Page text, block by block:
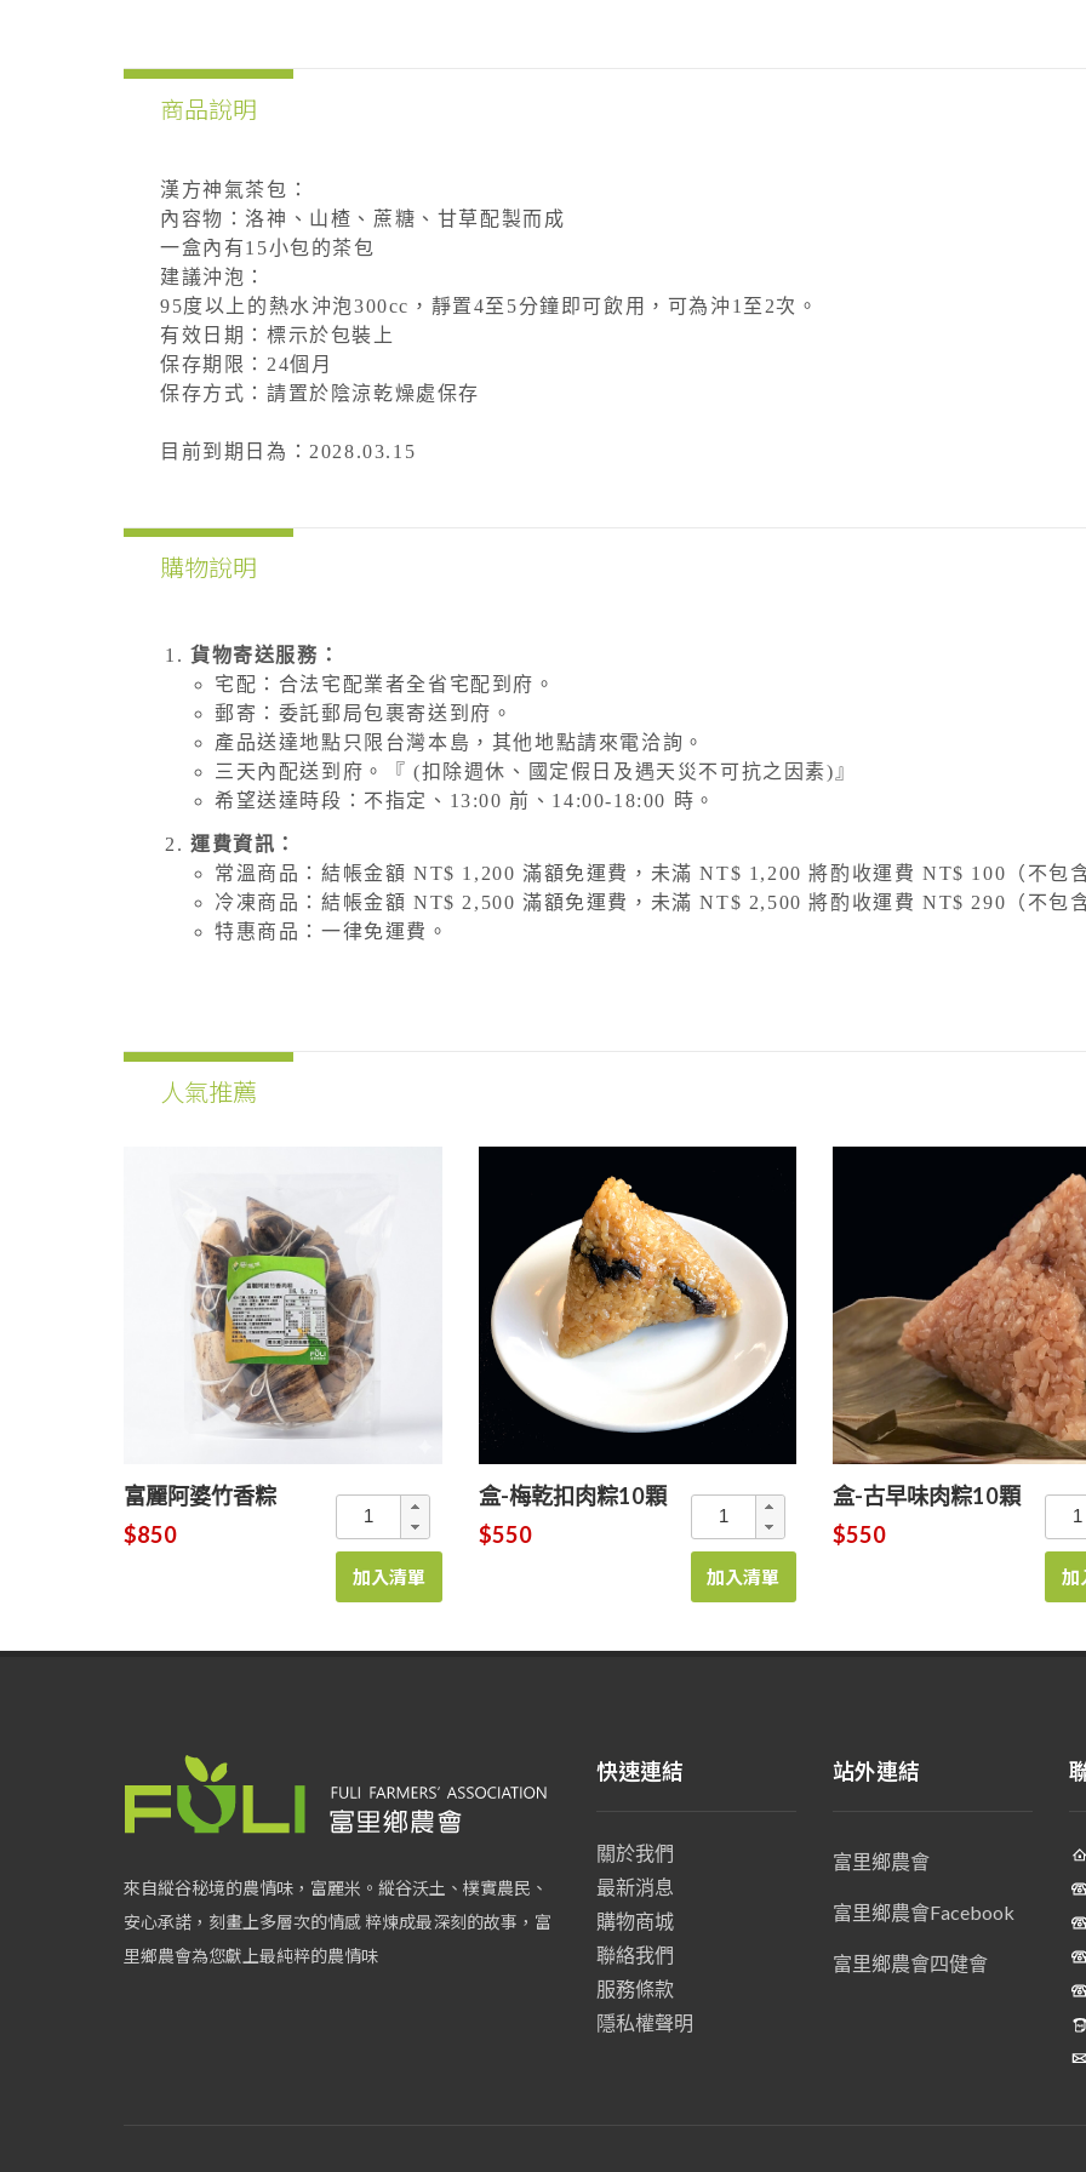
商品說明
漢方神氣茶包：
內容物：洛神、山楂、蔗糖、甘草配製而成
一盒內有15小包的茶包
建議沖泡：
95度以上的熱水沖泡300cc，靜置4至5分鐘即可飲用，可為沖1至2次。
有效日期：標示於包裝上
保存期限：24個月
保存方式：請置於陰涼乾燥處保存
目前到期日為：2028.03.15
購物說明
貨物寄送服務：
宅配：合法宅配業者全省宅配到府。
郵寄：委託郵局包裹寄送到府。
產品送達地點只限台灣本島，其他地點請來電洽詢。
三天內配送到府。『 (扣除週休、國定假日及遇天災不可抗之因素)』
希望送達時段：不指定、13:00 前、14:00-18:00 時。
運費資訊：
常溫商品：結帳金額 NT$ 1,200 滿額免運費，未滿 NT$ 1,200 將酌收運費 NT$ 100（不包
冷凍商品：結帳金額 NT$ 2,500 滿額免運費，未滿 NT$ 2,500 將酌收運費 NT$ 290（不包
特惠商品：一律免運費。
人氣推薦
富麗阿婆竹香粽
$850
加入清單
盒-梅乾扣肉粽10顆
$550
加入清單
盒-古早味肉粽10顆
$550
加
來自縱谷秘境的農情味，富麗米。縱谷沃土、樸實農民、
安心承諾，刻畫上多層次的情感 粹煉成最深刻的故事，富
里鄉農會為您獻上最純粹的農情味
快速連結
關於我們
最新消息
購物商城
聯絡我們
服務條款
隱私權聲明
站外連結
富里鄉農會
富里鄉農會Facebook
富里鄉農會四健會